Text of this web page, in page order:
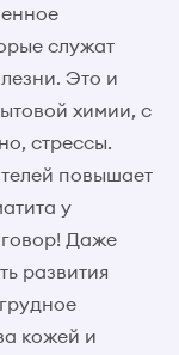
служат
Это и
химии, с
стрессы.
повышает
у
Даже
развития
кожей и